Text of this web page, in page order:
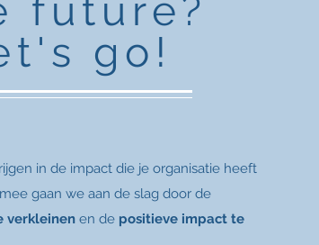
future?
go!
in de impact die je organisatie heeft
gaan we aan de slag door de
verkleinen en de positieve impact te